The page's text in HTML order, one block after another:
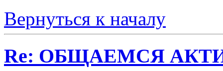
Вернуться к началу
Re: ОБЩАЕМСЯ